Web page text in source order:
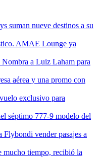
suman nueve destinos a su
AMAE Lounge ya
a Luiz Laham para
aérea y una promo con
exclusivo para
séptimo 777-9 modelo del
vender pasajes a
tiempo, recibió la